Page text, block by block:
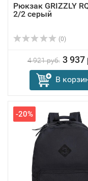
Рюкзак GRIZZLY
2/2 серый
(0)
4 921 руб. 3 937
В
-20%